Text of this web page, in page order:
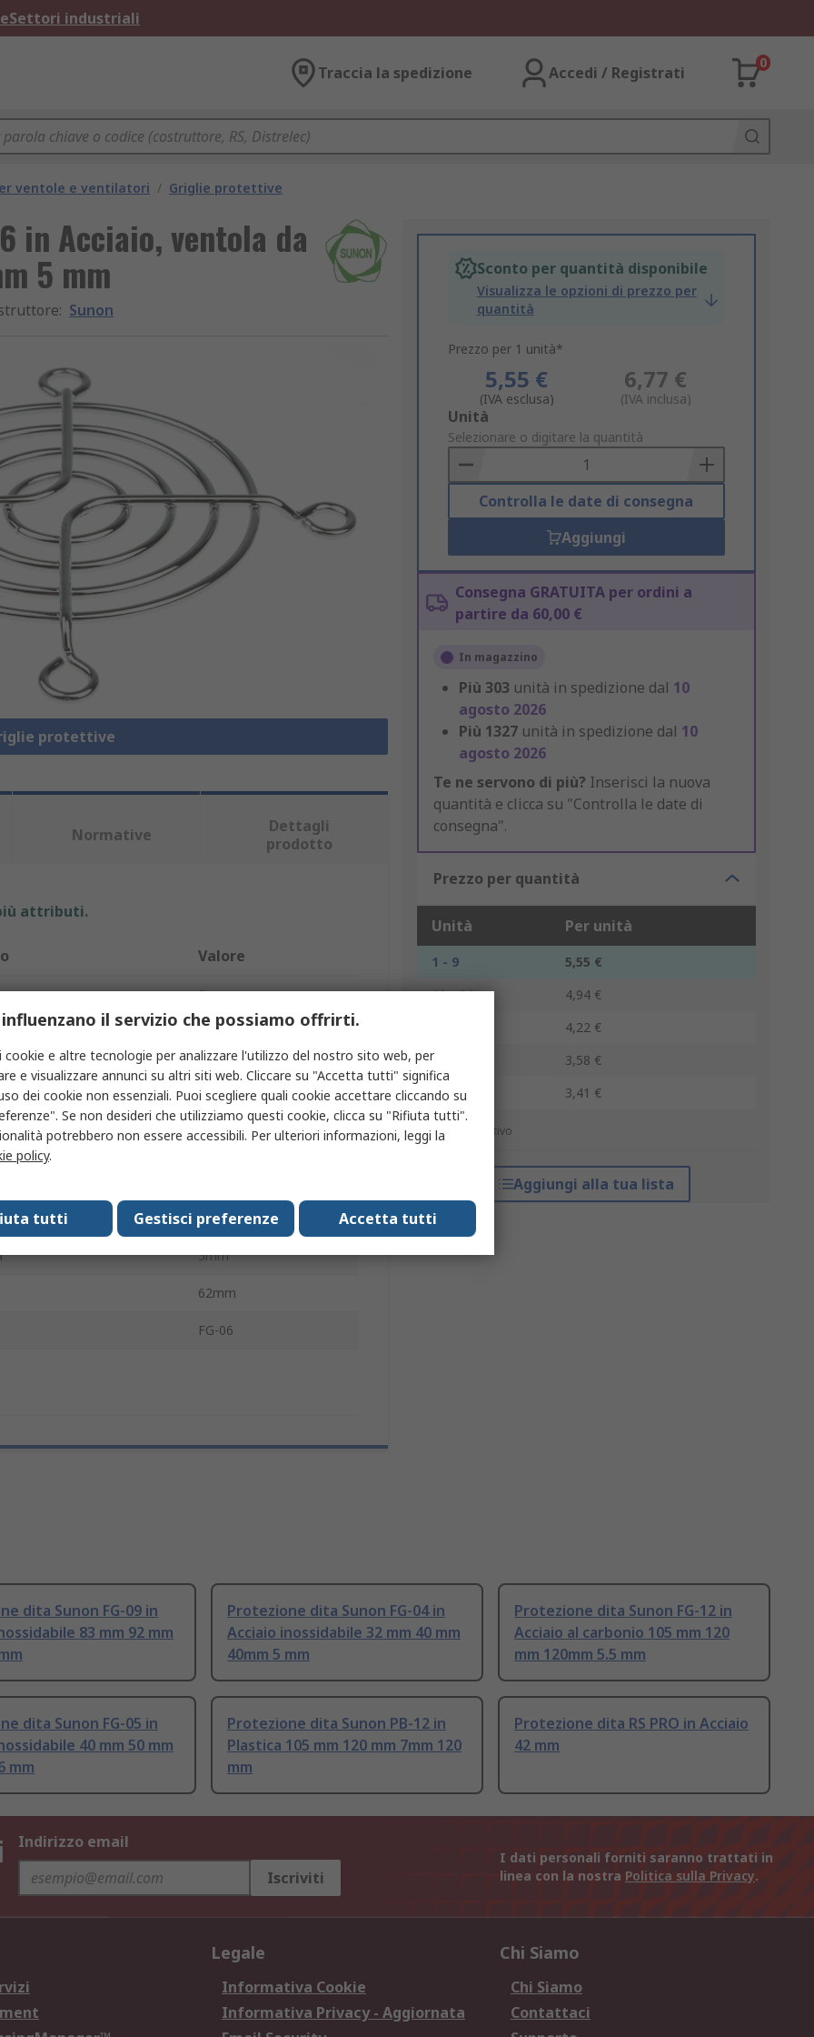
Settori industriali
Traccia la spedizione Accedi / Registrati
0
ventole e ventilatori / Griglie protettive
in Acciaio, ventola da
5 mm
: Sunon
protettive
Sconto per quantità disponibile
Visualizza le opzioni di prezzo per
quantità
Prezzo per 1 unità*
5,55 €
(IVA esclusa)
6,77 €
(IVA inclusa)
Add
to
Basket
Unità
Selezionare o digitare la quantità
Controlla le date di consegna
Aggiungi
Consegna GRATUITA per ordini a
partire da 60,00 €
In magazzino
Più 303 unità in spedizione dal 10
agosto 2026
Più 1327 unità in spedizione dal 10
agosto 2026
Te ne servono di più? Inserisci la nuova
quantità e clicca su "Controlla le date di
consegna".
Prezzo per quantità
Unità Per unità
1 - 9
5,55 €
10 - 24
4,94 €
4,22 €
50 - 99
3,58 €
100 +
3,41 €
*prezzo indicativo
Aggiungi alla tua lista
Normative
Dettagli
prodotto
attributi.
Valore
Sunon
Protezione dita
ventola 60 mm
Acciaio
tra fori per viti 50mm
62mm
5mm
62mm
FG-06
dita Sunon FG-09 in
83 mm 92 mm
Protezione dita Sunon FG-04 in
Acciaio inossidabile 32 mm 40 mm
40mm 5 mm
Protezione dita Sunon FG-12 in
Acciaio al carbonio 105 mm 120
mm 120mm 5.5 mm
dita Sunon FG-05 in
40 mm 50 mm
mm
Protezione dita Sunon PB-12 in
Plastica 105 mm 120 mm 7mm 120
mm
Protezione dita RS PRO in Acciaio
42 mm
Indirizzo email
Iscriviti
I dati personali forniti saranno trattati in
linea con la nostra Politica sulla Privacy.
Legale
Informativa Cookie
Informativa Privacy - Aggiornata
Chi Siamo
Chi Siamo
Contattaci
il servizio che possiamo offrirti.
cookie e altre tecnologie per analizzare l'utilizzo del nostro sito web, per
e visualizzare annunci su altri siti web. Cliccare su "Accetta tutti" significa
dei cookie non essenziali. Puoi scegliere quali cookie accettare cliccando su
Se non desideri che utilizziamo questi cookie, clicca su "Rifiuta tutti".
potrebbero non essere accessibili. Per ulteriori informazioni, leggi la
policy.
Accetta tutti
Gestisci preferenze
tutti